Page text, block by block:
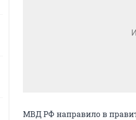
МВД РФ направило в